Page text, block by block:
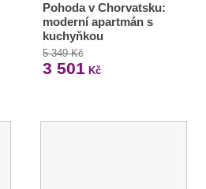
Pohoda v Chorvatsku:
moderní apartmán s
kuchyňkou
5 349 Kč
3 501 Kč